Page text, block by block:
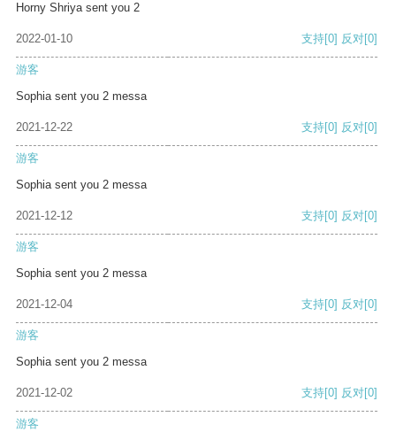
Horny Shriya sent you 2
2022-01-10 支持[0] 反对[0]
游客
Sophia sent you 2 messa
2021-12-22 支持[0] 反对[0]
游客
Sophia sent you 2 messa
2021-12-12 支持[0] 反对[0]
游客
Sophia sent you 2 messa
2021-12-04 支持[0] 反对[0]
游客
Sophia sent you 2 messa
2021-12-02 支持[0] 反对[0]
游客